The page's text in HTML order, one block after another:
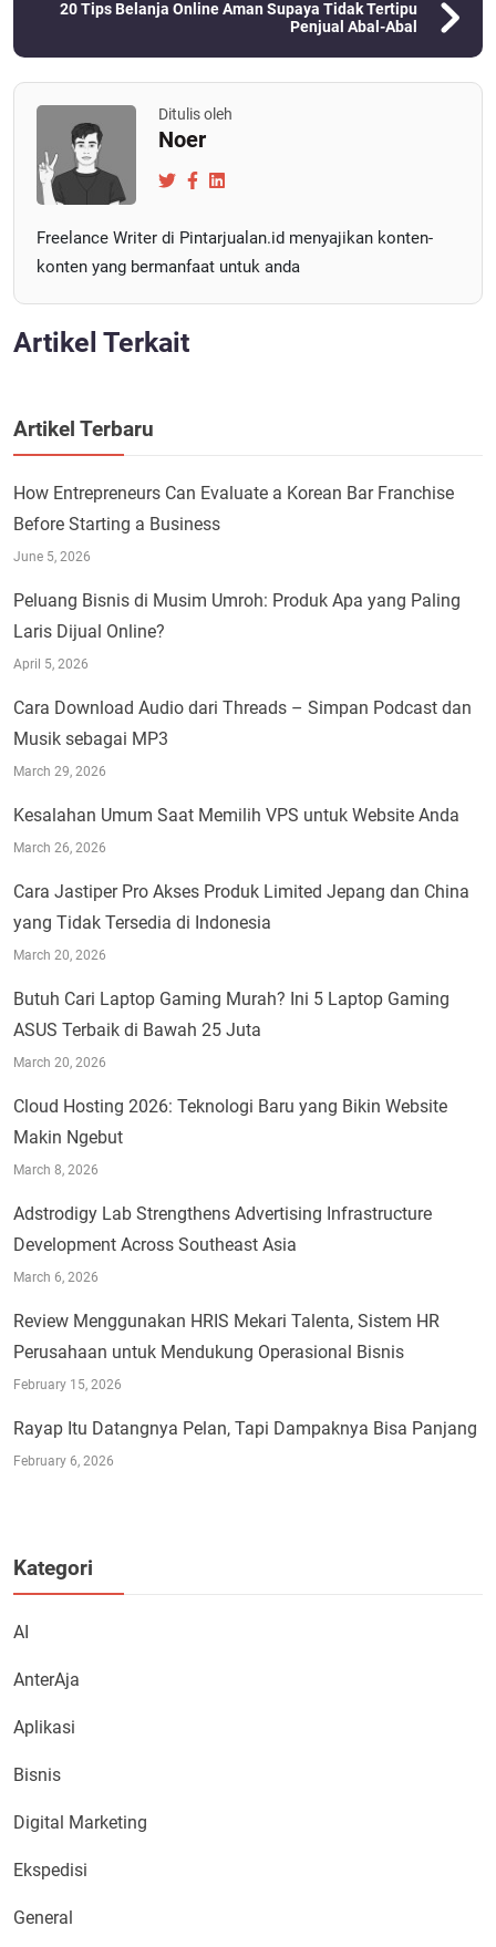
20 Tips Belanja Online Aman Supaya Tidak Tertipu
Penjual Abal-Abal
Ditulis oleh
Noer
Freelance Writer di Pintarjualan.id menyajikan konten-
konten yang bermanfaat untuk anda
Artikel Terkait
Artikel Terbaru
How Entrepreneurs Can Evaluate a Korean Bar Franchise
Before Starting a Business
June 5, 2026
Peluang Bisnis di Musim Umroh: Produk Apa yang Paling
Laris Dijual Online?
April 5, 2026
Cara Download Audio dari Threads – Simpan Podcast dan
Musik sebagai MP3
March 29, 2026
Kesalahan Umum Saat Memilih VPS untuk Website Anda
March 26, 2026
Cara Jastiper Pro Akses Produk Limited Jepang dan China
yang Tidak Tersedia di Indonesia
March 20, 2026
Butuh Cari Laptop Gaming Murah? Ini 5 Laptop Gaming
ASUS Terbaik di Bawah 25 Juta
March 20, 2026
Cloud Hosting 2026: Teknologi Baru yang Bikin Website
Makin Ngebut
March 8, 2026
Adstrodigy Lab Strengthens Advertising Infrastructure
Development Across Southeast Asia
March 6, 2026
Review Menggunakan HRIS Mekari Talenta, Sistem HR
Perusahaan untuk Mendukung Operasional Bisnis
February 15, 2026
Rayap Itu Datangnya Pelan, Tapi Dampaknya Bisa Panjang
February 6, 2026
Kategori
AI
AnterAja
Aplikasi
Bisnis
Digital Marketing
Ekspedisi
General